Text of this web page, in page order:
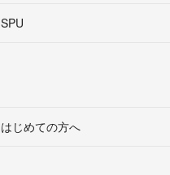
SPU
はじめての方へ